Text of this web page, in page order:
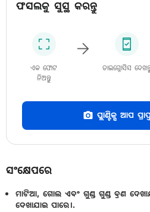
ଫସଲକୁ ସୁସ୍ଥ କରନ୍ତୁ
ଏକ ଫୋଟ
ନିଅନ୍ତୁ
ଡାଇଗ୍ନୋସିସ
ପ୍ଲାଣ୍ଟିକ୍ସ ଆପ
ସଂକ୍ଷେପରେ
ମାଟିଆ, ଗୋଲ ଏବଂ ଗୁଣ୍ଡ ଗୁଣ୍ଡ ବ୍ରଣ
ଦେଖାଯାଇ ପାରେ।.